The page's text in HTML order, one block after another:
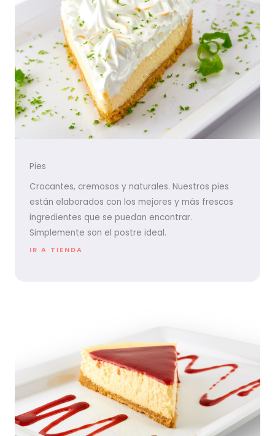
Pies
Crocantes, cremosos y naturales. Nuestros pies
están elaborados con los mejores y más frescos
ingredientes que se puedan encontrar.
Simplemente son el postre ideal.
IR A TIENDA